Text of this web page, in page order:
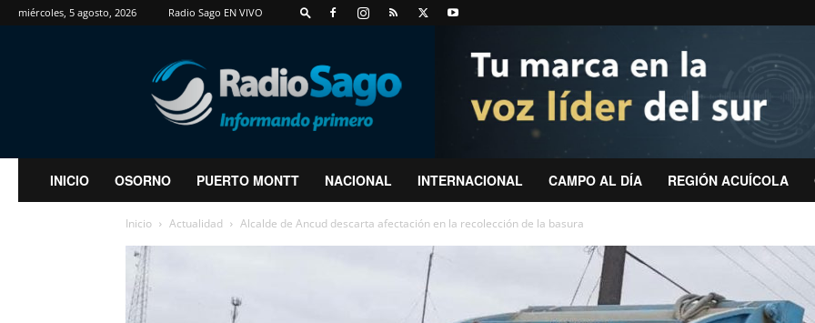
miércoles, 5 agosto, 2026 Radio Sago EN VIVO
RadioSago
INICIO OSORNO PUERTO MONTT NACIONAL INTERNACIONAL CAMPO AL DÍA REGIÓN ACUÍCOLA
Inicio Actualidad Alcalde de Ancud descarta afectación en la recolección de la basura